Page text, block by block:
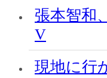
張本智和
V
現地に行